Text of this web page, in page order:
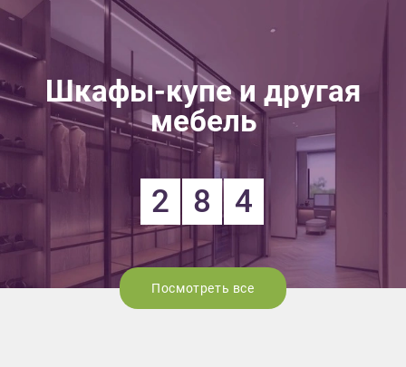
Шкафы-купе и другая
мебель
2 8 4
Посмотреть все